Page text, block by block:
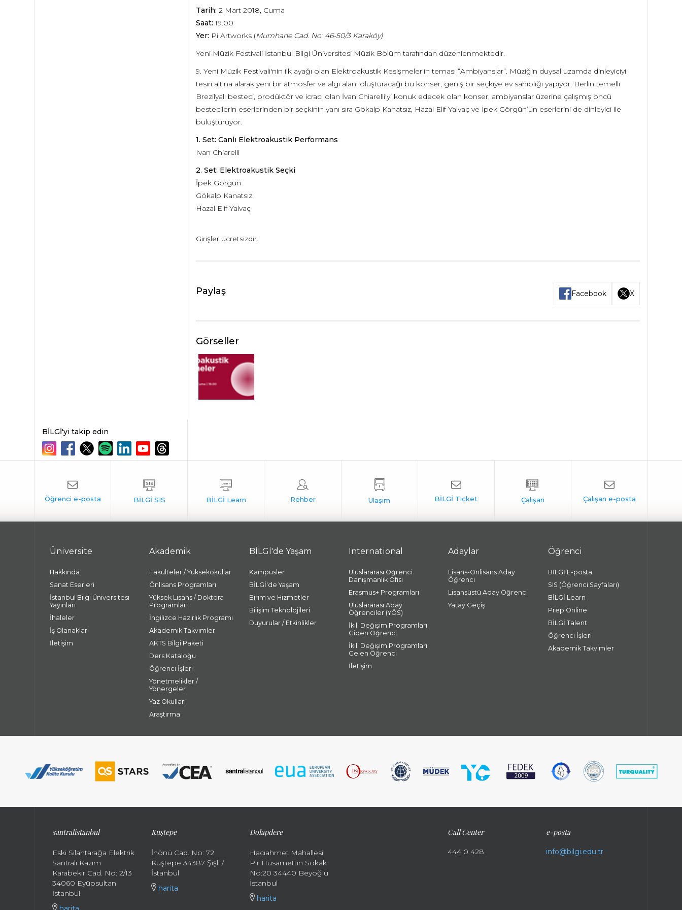
Tarih: 2 Mart 2018, Cuma
Saat: 19.00
Yer: Pi Artworks (Mumhane Cad. No: 46-50/3 Karaköy)
Yeni Müzik Festivali İstanbul Bilgi Üniversitesi Müzik Bölüm tarafından düzenlenmektedir.
9. Yeni Müzik Festivali'nin ilk ayağı olan Elektroakustik Kesişmeler'in teması “Ambiyanslar”. Müziğin duysal uzamda dinleyiciyi
tesiri altına alarak yeni bir atmosfer ve algı alanı oluşturacağı bu konser, geniş bir seçkiye ev sahipliği yapıyor. Berlin temelli
Brezilyalı besteci, prodüktör ve icracı olan İvan Chiarelli'yi konuk edecek olan konser, ambiyanslar üzerine çalışmış öncü
bestecilerin eserlerinden bir seçkinin yanı sıra Gökalp Kanatsız, Hazal Elif Yalvaç ve İpek Görgün’ün eserlerini de dinleyici ile
buluşturuyor.
1. Set: Canlı Elektroakustik Performans
Ivan Chiarelli
2. Set: Elektroakustik Seçki
İpek Görgün
Gökalp Kanatsız
Hazal Elif Yalvaç
Girişler ücretsizdir.
Paylaş Facebook X
Görseller
BİLGİ'yi takip edin
Üniversite
Hakkında
Sanat Eserleri
İstanbul Bilgi Üniversitesi
Yayınları
İhaleler
İş Olanakları
İletişim
Akademik
Fakülteler / Yüksekokullar
Önlisans Programları
Yüksek Lisans / Doktora
Programları
İngilizce Hazırlık Programı
Akademik Takvimler
AKTS Bilgi Paketi
Ders Kataloğu
Öğrenci İşleri
Yönetmelikler /
Yönergeler
Yaz Okulları
Araştırma
BİLGİ'de Yaşam
Kampüsler
BİLGİ'de Yaşam
Birim ve Hizmetler
Bilişim Teknolojileri
Duyurular / Etkinlikler
International
Uluslararası Öğrenci
Danışmanlık Ofisi
Erasmus+ Programları
Uluslararası Aday
Öğrenciler (YÖS)
İkili Değişim Programları
Giden Öğrenci
İkili Değişim Programları
Gelen Öğrenci
İletişim
Adaylar
Lisans-Önlisans Aday
Öğrenci
Lisansüstü Aday Öğrenci
Yatay Geçiş
Öğrenci
BİLGİ E-posta
SIS (Öğrenci Sayfaları)
BİLGİ Learn
Prep Online
BİLGİ Talent
Öğrenci İşleri
Akademik Takvimler
santralistanbul
Eski Silahtarağa Elektrik
Santralı Kazım
Karabekir Cad. No: 2/13
34060 Eyüpsultan
İstanbul
Kuştepe
İnönü Cad. No: 72
Kuştepe 34387 Şişli /
İstanbul
harita
Dolapdere
Hacıahmet Mahallesi
Pir Hüsamettin Sokak
No:20 34440 Beyoğlu
İstanbul
harita
Call Center
444 0 428
e-posta
info@bilgi.edu.tr